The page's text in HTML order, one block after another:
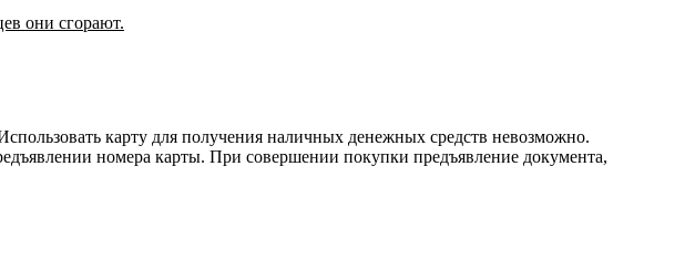
они сгорают.
карту для получения наличных денежных средств невозможно.
номера карты. При совершении покупки предъявление документа,